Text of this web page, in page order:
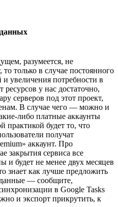
разумеется, не
только в случае постоянного
и увеличения потребности в
у нас достаточно,
серверов под этот проект,
В случае чего — можно и
либо платные аккаунты
практикой будет то, что
получат
аккаунт. Про
закрытия сервиса все
и будет не менее двух месяцев
знает как лучше предложить
данные — сообщите,
в Google Tasks
и экспорт прикрутить, к